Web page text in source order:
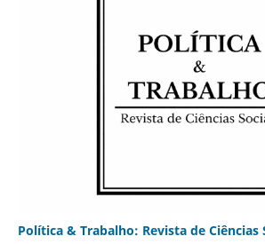
Política & Trabalho: Revista de Ciências